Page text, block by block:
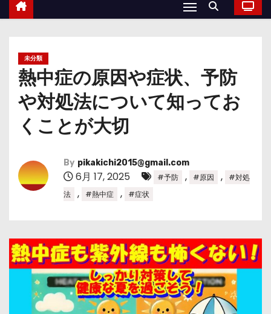
未分類
熱中症の原因や症状、予防
や対処法について知ってお
くことが大切
By pikakichi2015@gmail.com
6月 17, 2025 #予防 , #原因 ,
#対処
法
, #熱中症 , #症状